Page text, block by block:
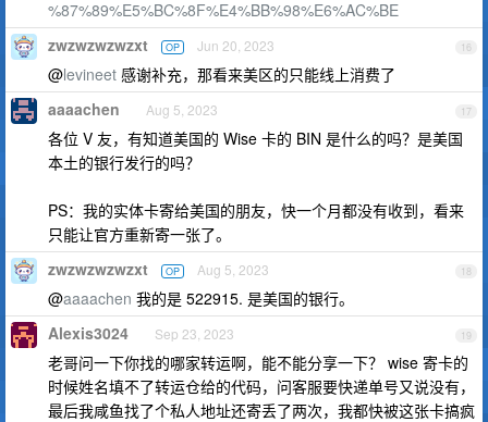
%87%89%E5%BC%8F%E4%BB%98%E6%AC%BE
16
zwzwzwzwzxt OP Jun 20, 2023
@levineet 感谢补充，那看来美区的只能线上消费了
17
aaaachen Aug 5, 2023
各位 V 友，有知道美国的 Wise 卡的 BIN 是什么的吗？是美国
本土的银行发行的吗？
PS：我的实体卡寄给美国的朋友，快一个月都没有收到，看来
只能让官方重新寄一张了。
18
zwzwzwzwzxt OP Aug 5, 2023
@aaaachen 我的是 522915. 是美国的银行。
19
Alexis3024 Sep 23, 2023
老哥问一下你找的哪家转运啊，能不能分享一下？ wise 寄卡的
时候姓名填不了转运仓给的代码，问客服要快递单号又说没有，
最后我咸鱼找了个私人地址还寄丢了两次，我都快被这张卡搞疯